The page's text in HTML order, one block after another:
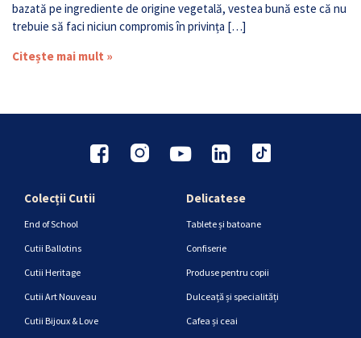
bazată pe ingrediente de origine vegetală, vestea bună este că nu
trebuie să faci niciun compromis în privința […]
Citește mai mult »
Colecții Cutii
End of School
Cutii Ballotins
Cutii Heritage
Cutii Art Nouveau
Cutii Bijoux & Love
Delicatese
Tablete și batoane
Confiserie
Produse pentru copii
Dulceață și specialități
Cafea și ceai